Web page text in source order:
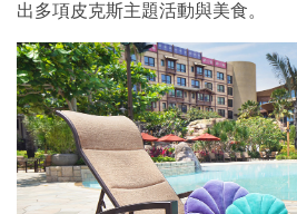
出多項皮克斯主題活動與美食。